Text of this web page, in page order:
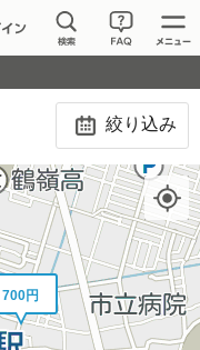
絞り込み
700円